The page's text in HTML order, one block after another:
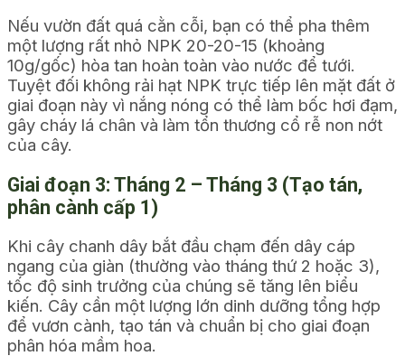
Nếu vườn đất quá cằn cỗi, bạn có thể pha thêm
một lượng rất nhỏ NPK 20-20-15 (khoảng
10g/gốc) hòa tan hoàn toàn vào nước để tưới.
Tuyệt đối không rải hạt NPK trực tiếp lên mặt đất ở
giai đoạn này vì nắng nóng có thể làm bốc hơi đạm,
gây cháy lá chân và làm tổn thương cổ rễ non nớt
của cây.
Giai đoạn 3: Tháng 2 – Tháng 3 (Tạo tán,
phân cành cấp 1)
Khi cây chanh dây bắt đầu chạm đến dây cáp
ngang của giàn (thường vào tháng thứ 2 hoặc 3),
tốc độ sinh trưởng của chúng sẽ tăng lên biểu
kiến. Cây cần một lượng lớn dinh dưỡng tổng hợp
để vươn cành, tạo tán và chuẩn bị cho giai đoạn
phân hóa mầm hoa.